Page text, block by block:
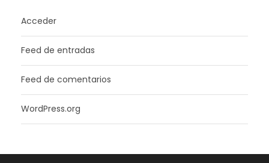
Acceder
Feed de entradas
Feed de comentarios
WordPress.org